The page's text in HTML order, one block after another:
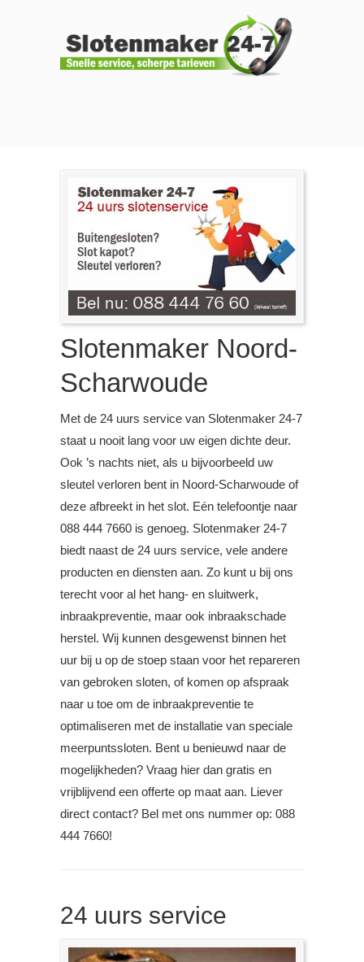
Slotenmaker Noord-
Scharwoude
Met de 24 uurs service van Slotenmaker 24-7
staat u nooit lang voor uw eigen dichte deur.
Ook ’s nachts niet, als u bijvoorbeeld uw
sleutel verloren bent in Noord-Scharwoude of
deze afbreekt in het slot. Eén telefoontje naar
088 444 7660 is genoeg. Slotenmaker 24-7
biedt naast de 24 uurs service, vele andere
producten en diensten aan. Zo kunt u bij ons
terecht voor al het hang- en sluitwerk,
inbraakpreventie, maar ook inbraakschade
herstel. Wij kunnen desgewenst binnen het
uur bij u op de stoep staan voor het repareren
van gebroken sloten, of komen op afspraak
naar u toe om de inbraakpreventie te
optimaliseren met de installatie van speciale
meerpuntssloten. Bent u benieuwd naar de
mogelijkheden? Vraag hier dan gratis en
vrijblijvend een offerte op maat aan. Liever
direct contact? Bel met ons nummer op: 088
444 7660!
24 uurs service